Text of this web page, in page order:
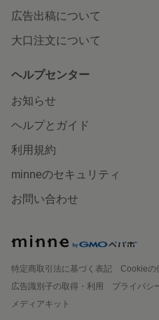
広告出稿について
大口注文について
ヘルプセンター
お知らせ
ヘルプとガイド
利用規約
minneのセキュリティ
お問い合わせ
特定商取引法に基づく表記
Cookieの
広告識別子の取得・利用
プライバシ
メディアキット